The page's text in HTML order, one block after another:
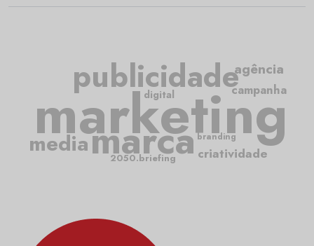
marketing
publicidade
marca criatividade
campanha
media
agência
digital
2050.briefing
branding